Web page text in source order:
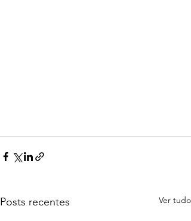
Posts recentes Ver tudo